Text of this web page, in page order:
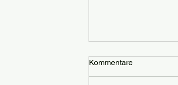
Kommentare